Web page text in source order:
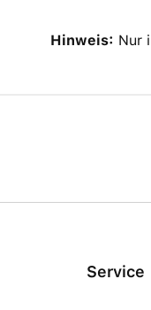
Hinweis: Nur
Service